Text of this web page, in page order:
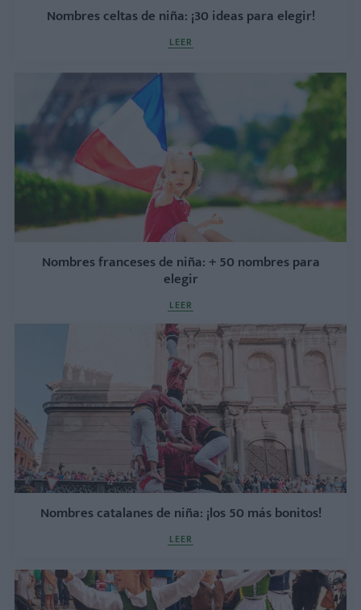
Nombres celtas de niña: ¡30 ideas para elegir!
LEER
Nombres franceses de niña: + 50 nombres para
elegir
LEER
Nombres catalanes de niña: ¡los 50 más bonitos!
LEER